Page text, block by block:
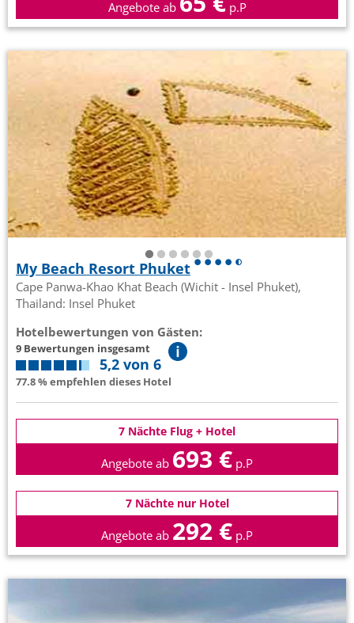
Angebote ab p.P
My Beach Resort Phuket
Cape Panwa-Khao Khat Beach (Wichit - Insel Phuket),
Thailand: Insel Phuket
Hotelbewertungen von Gästen:
9 Bewertungen insgesamt
5,2 von 6
77.8 % empfehlen dieses Hotel
7 Nächte Flug + Hotel
Angebote ab 693 € p.P
7 Nächte nur Hotel
Angebote ab 292 € p.P